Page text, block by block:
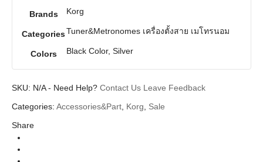
Brands Korg
CategoriesTuner&Metronomes เครื่องตั้งสาย เมโทรนอม
Colors Black Color, Silver
SKU: N/A- Need Help? Contact Us Leave Feedback
Categories: Accessories&Part Korg
Sale
Share